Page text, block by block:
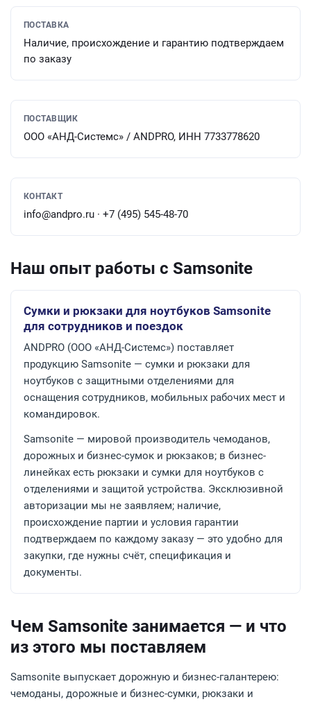
ПОСТАВКА
Наличие, происхождение и гарантию подтверждаем
по заказу
ПОСТАВЩИК
ООО «АНД-Системс» / ANDPRO, ИНН 7733778620
КОНТАКТ
info@andpro.ru · +7 (495) 545-48-70
Наш опыт работы с Samsonite
Сумки и рюкзаки для ноутбуков Samsonite
для сотрудников и поездок
ANDPRO (ООО «АНД-Системс») поставляет
продукцию Samsonite — сумки и рюкзаки для
ноутбуков с защитными отделениями для
оснащения сотрудников, мобильных рабочих мест и
командировок.
Samsonite — мировой производитель чемоданов,
дорожных и бизнес-сумок и рюкзаков; в бизнес-
линейках есть рюкзаки и сумки для ноутбуков с
отделениями и защитой устройства. Эксклюзивной
авторизации мы не заявляем; наличие,
происхождение партии и условия гарантии
подтверждаем по каждому заказу — это удобно для
закупки, где нужны счёт, спецификация и
документы.
Чем Samsonite занимается — и что
из этого мы поставляем
Samsonite выпускает дорожную и бизнес-галантерею:
чемоданы, дорожные и бизнес-сумки, рюкзаки и